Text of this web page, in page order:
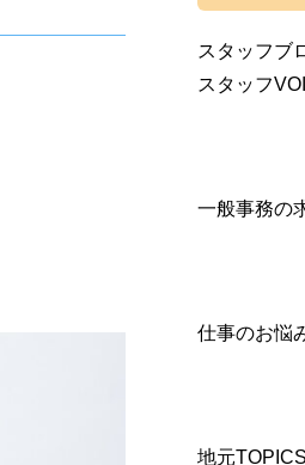
スタッフブ
スタッフ
一般事務の
仕事のお悩
地元